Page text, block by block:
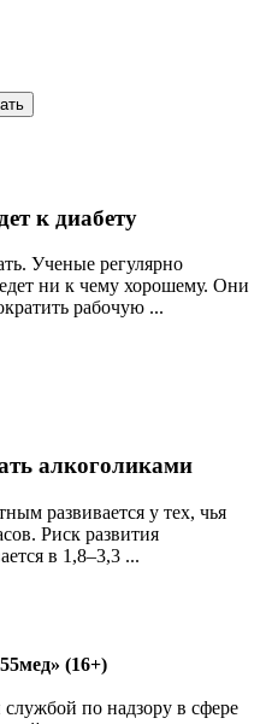
к диабету
Ученые регулярно
ни к чему хорошему. Они
рабочую ...
алкоголиками
развивается у тех, чья
Риск развития
в 1,8–3,3 ...
(16+)
по надзору в сфере